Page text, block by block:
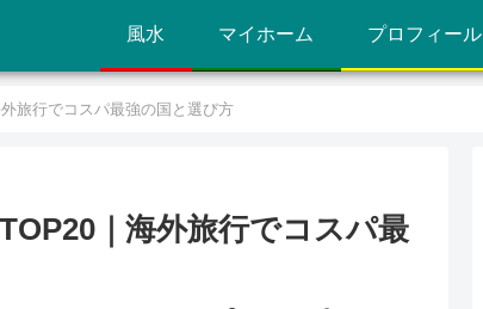
風水 マイホーム プロフィール
旅行でコスパ最強の国と選び方
｜海外旅行でコスパ最